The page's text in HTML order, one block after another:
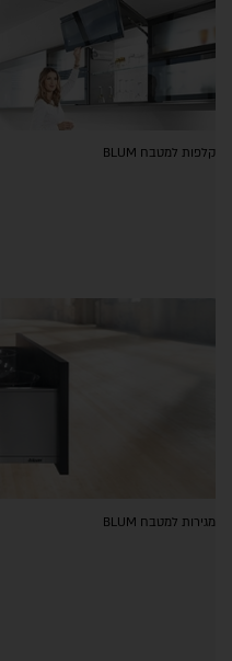
קלפות למטבח BLUM
מגירות למטבח BLUM